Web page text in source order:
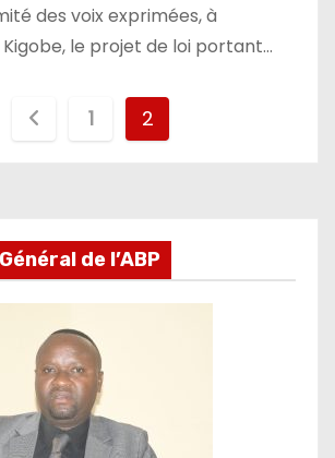
des voix exprimées, à
Kigobe, le projet de loi portant…
Pagination
1 2
de l’ABP